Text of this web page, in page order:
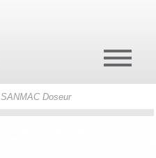
SANMAC Doseur